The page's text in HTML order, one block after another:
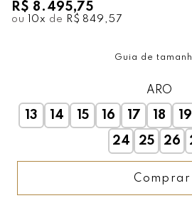
R$ 8.495,75
ou 10x de R$ 849,57
Guia de
ARO
13 14 15 16 17 18 19
24
25 26
Comprar